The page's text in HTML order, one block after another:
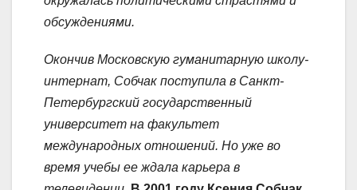
обсуждениями.
Окончив Московскую гуманитарную школу-
интернат, Собчак поступила в Санкт-
Петербургский государственный
университет на факультет
международных отношений. Но уже во
время учебы ее ждала карьера в